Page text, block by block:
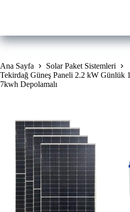
Ana Sayfa
Solar Paket Sistemleri
Tekirdağ Güneş Paneli 2.2 kW Günlük
7kwh Depolamalı